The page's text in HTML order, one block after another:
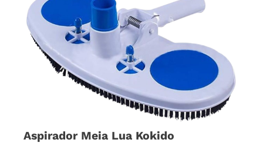
Aspirador Meia Lua Kokido